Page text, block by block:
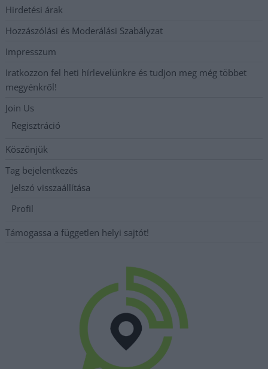
Hirdetési árak
Hozzászólási és Moderálási Szabályzat
Impresszum
Iratkozzon fel heti hírlevelünkre és tudjon meg még többet
megyénkről!
Join Us
Regisztráció
Köszönjük
Tag bejelentkezés
Jelszó visszaállítása
Profil
Támogassa a független helyi sajtót!